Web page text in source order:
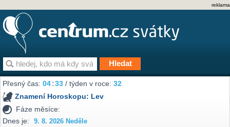
reklama
Přesný čas:04:33 / týden v roce:32
Znamení Horoskopu: Lev
Fáze měsíce:
Dnes je:
9. 8. 2026 Neděle